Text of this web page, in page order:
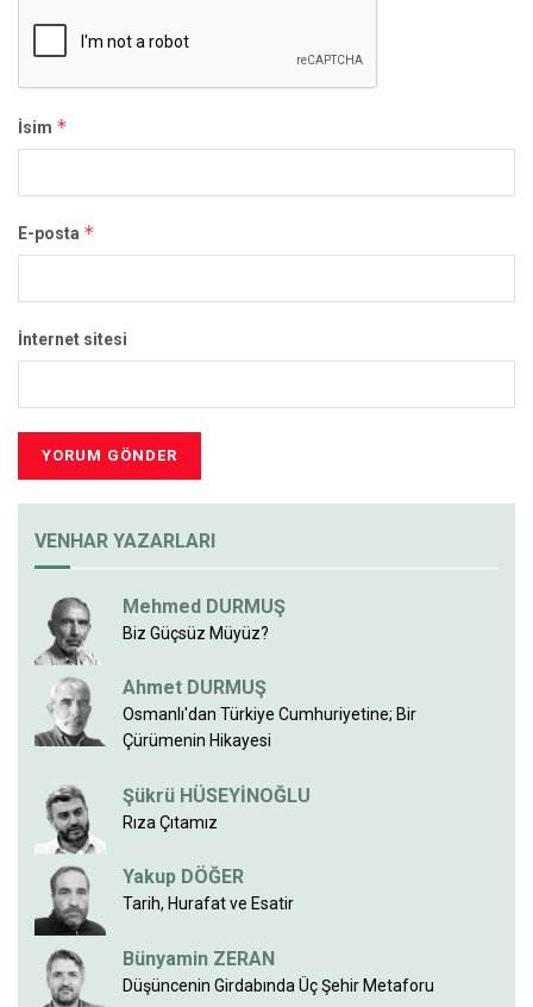
İsim *
E-posta *
İnternet sitesi
VENHAR YAZARLARI
Mehmed DURMUŞ
Biz Güçsüz Müyüz?
Ahmet DURMUŞ
Osmanlı'dan Türkiye Cumhuriyetine; Bir
Çürümenin Hikayesi
Şükrü HÜSEYİNOĞLU
Rıza Çıtamız
Yakup DÖĞER
Tarih, Hurafat ve Esatir
Bünyamin ZERAN
Düşüncenin Girdabında Üç Şehir Metaforu